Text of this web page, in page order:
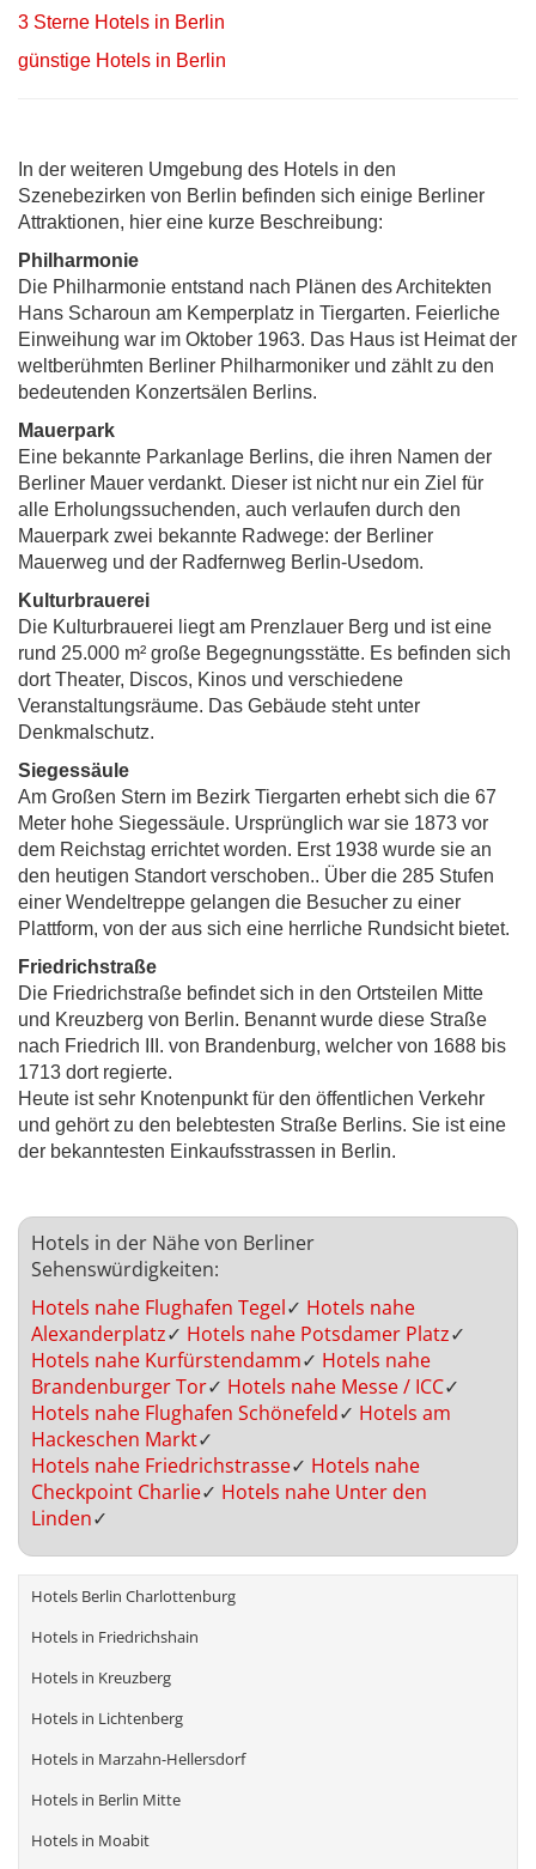
3 Sterne Hotels in Berlin
günstige Hotels in Berlin
In der weiteren Umgebung des Hotels in den
Szenebezirken von Berlin befinden sich einige Berliner
Attraktionen, hier eine kurze Beschreibung:
Philharmonie
Die Philharmonie entstand nach Plänen des Architekten
Hans Scharoun am Kemperplatz in Tiergarten. Feierliche
Einweihung war im Oktober 1963. Das Haus ist Heimat der
weltberühmten Berliner Philharmoniker und zählt zu den
bedeutenden Konzertsälen Berlins.
Mauerpark
Eine bekannte Parkanlage Berlins, die ihren Namen der
Berliner Mauer verdankt. Dieser ist nicht nur ein Ziel für
alle Erholungssuchenden, auch verlaufen durch den
Mauerpark zwei bekannte Radwege: der Berliner
Mauerweg und der Radfernweg Berlin-Usedom.
Kulturbrauerei
Die Kulturbrauerei liegt am Prenzlauer Berg und ist eine
rund 25.000 m² große Begegnungsstätte. Es befinden sich
dort Theater, Discos, Kinos und verschiedene
Veranstaltungsräume. Das Gebäude steht unter
Denkmalschutz.
Siegessäule
Am Großen Stern im Bezirk Tiergarten erhebt sich die 67
Meter hohe Siegessäule. Ursprünglich war sie 1873 vor
dem Reichstag errichtet worden. Erst 1938 wurde sie an
den heutigen Standort verschoben.. Über die 285 Stufen
einer Wendeltreppe gelangen die Besucher zu einer
Plattform, von der aus sich eine herrliche Rundsicht bietet.
Friedrichstraße
Die Friedrichstraße befindet sich in den Ortsteilen Mitte
und Kreuzberg von Berlin. Benannt wurde diese Straße
nach Friedrich III. von Brandenburg, welcher von 1688 bis
1713 dort regierte.
Heute ist sehr Knotenpunkt für den öffentlichen Verkehr
und gehört zu den belebtesten Straße Berlins. Sie ist eine
der bekanntesten Einkaufsstrassen in Berlin.
Hotels in der Nähe von Berliner
Sehenswürdigkeiten:
Hotels nahe Flughafen Tegel✓ Hotels nahe
Alexanderplatz✓ Hotels nahe Potsdamer Platz✓
Hotels nahe Kurfürstendamm✓ Hotels nahe
Brandenburger Tor✓ Hotels nahe Messe / ICC✓
Hotels nahe Flughafen Schönefeld✓ Hotels am
Hackeschen Markt✓
Hotels nahe Friedrichstrasse✓ Hotels nahe
Checkpoint Charlie✓ Hotels nahe Unter den
Linden✓
Hotels Berlin Charlottenburg
Hotels in Friedrichshain
Hotels in Kreuzberg
Hotels in Lichtenberg
Hotels in Marzahn-Hellersdorf
Hotels in Berlin Mitte
Hotels in Moabit